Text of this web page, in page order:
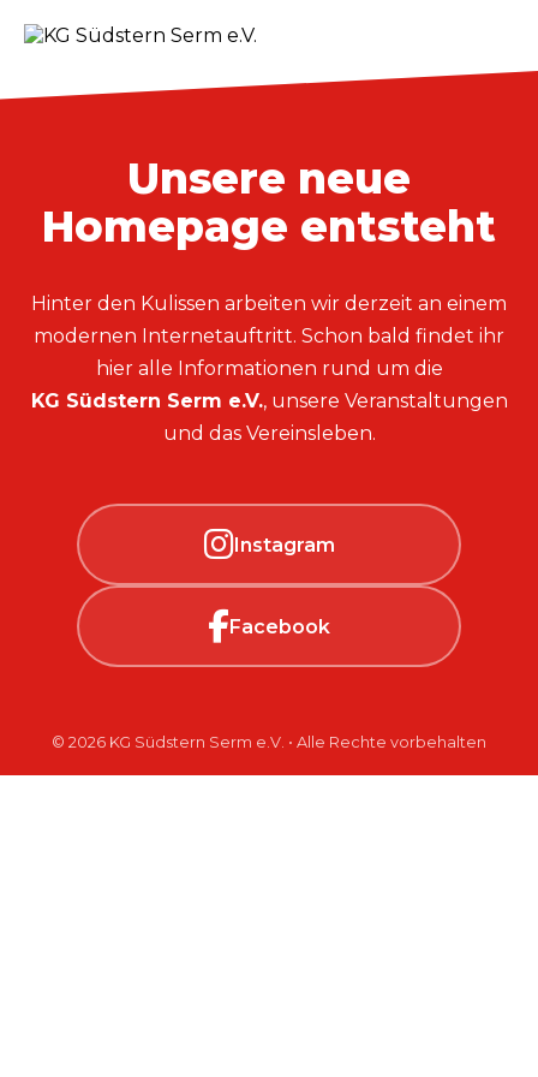
Unsere neue
Homepage entsteht
Hinter den Kulissen arbeiten wir derzeit an einem
modernen Internetauftritt. Schon bald findet ihr
hier alle Informationen rund um die
KG Südstern Serm e.V., unsere Veranstaltungen
und das Vereinsleben.
Instagram
Facebook
© 2026 KG Südstern Serm e.V. • Alle Rechte vorbehalten